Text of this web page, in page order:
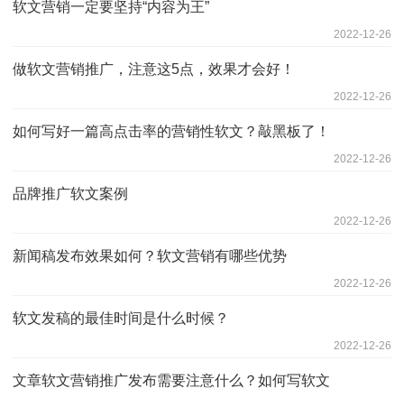
软文营销一定要坚持“内容为王”
2022-12-26
做软文营销推广，注意这5点，效果才会好！
2022-12-26
如何写好一篇高点击率的营销性软文？敲黑板了！
2022-12-26
品牌推广软文案例
2022-12-26
新闻稿发布效果如何？软文营销有哪些优势
2022-12-26
软文发稿的最佳时间是什么时候？
2022-12-26
文章软文营销推广发布需要注意什么？如何写软文